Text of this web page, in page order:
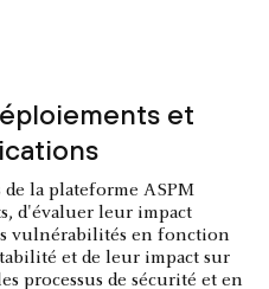
et
de la plateforme ASPM
d'évaluer leur impact
vulnérabilités en fonction
et de leur impact sur
processus de sécurité et en